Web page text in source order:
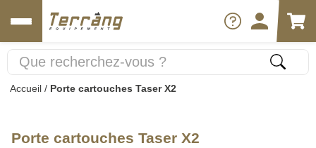
Accueil / Porte cartouches Taser X2
Porte cartouches Taser X2